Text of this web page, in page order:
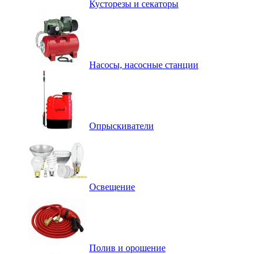
Кусторезы и секаторы
Насосы, насосные станции
Опрыскиватели
Освещение
Полив и орошение